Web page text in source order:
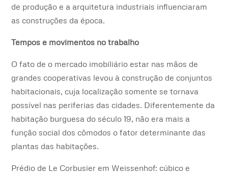
de produção e a arquitetura industriais influenciaram
as construções da época.
Tempos e movimentos no trabalho
O fato de o mercado imobiliário estar nas mãos de
grandes cooperativas levou à construção de conjuntos
habitacionais, cuja localização somente se tornava
possível nas periferias das cidades. Diferentemente da
habitação burguesa do século 19, não era mais a
função social dos cômodos o fator determinante das
plantas das habitações.
Prédio de Le Corbusier em Weissenhof: cúbico e